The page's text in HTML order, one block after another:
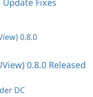
Fixes
0.8.0 Released